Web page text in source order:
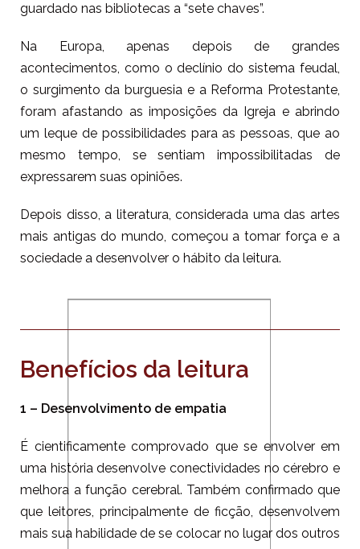
guardado nas bibliotecas a “sete chaves”.
Na Europa, apenas depois de grandes
acontecimentos, como o declínio do sistema feudal,
o surgimento da burguesia e a Reforma Protestante,
foram afastando as imposições da Igreja e abrindo
um leque de possibilidades para as pessoas, que ao
mesmo tempo, se sentiam impossibilitadas de
expressarem suas opiniões.
Depois disso, a literatura, considerada uma das artes
mais antigas do mundo, começou a tomar força e a
sociedade a desenvolver o hábito da leitura.
Benefícios da leitura
1 – Desenvolvimento de empatia
É cientificamente comprovado que se envolver em
uma história desenvolve conectividades no cérebro e
melhora a função cerebral. Também confirmado que
que leitores, principalmente de ficção, desenvolvem
mais sua habilidade de se colocar no lugar dos outros